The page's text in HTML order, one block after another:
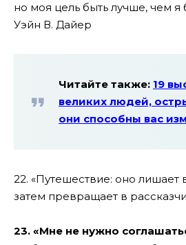
но моя цель быть лучше, чем
Уэйн В. Дайер
Читайте также: 19
великих людей,
они способны вас
22. «Путешествие: оно лишает
затем превращает в
23. «Мне не нужно